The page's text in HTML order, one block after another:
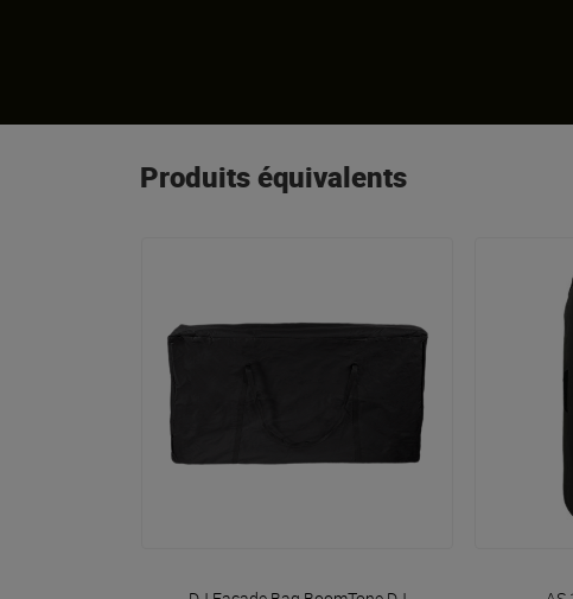
Produits équivalents
VOIR EN DÉTAIL